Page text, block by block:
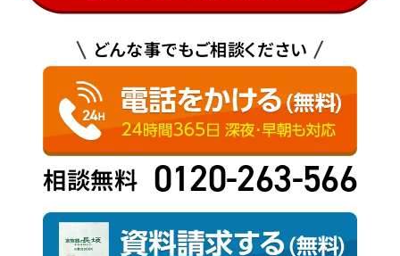
どんな事でもご相談ください
相談無料 0120-263-566